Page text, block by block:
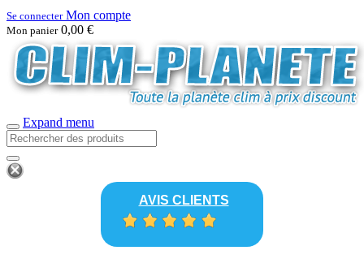
Se connecterMon compte
Mon panier 0,00 €
Expand menu
AVIS CLIENTS